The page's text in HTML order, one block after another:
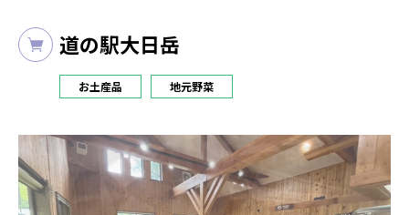
道の駅大日岳
お土産品 地元野菜